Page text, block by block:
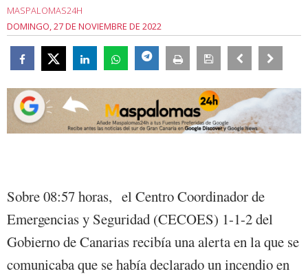
MASPALOMAS24H
DOMINGO, 27 DE NOVIEMBRE DE 2022
Sobre 08:57 horas, el Centro Coordinador de
Emergencias y Seguridad (CECOES) 1-1-2 del
Gobierno de Canarias recibía una alerta en la que se
comunicaba que se había declarado un incendio en